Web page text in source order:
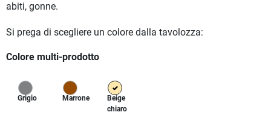
abiti, gonne.
Si prega di scegliere un colore dalla tavolozza:
Colore multi-prodotto
Grigio Marrone
Beige
chiaro